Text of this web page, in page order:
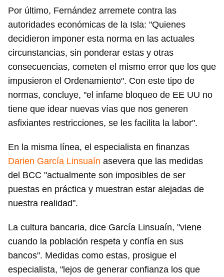
Por último, Fernández arremete contra las
autoridades económicas de la Isla: "Quienes
decidieron imponer esta norma en las actuales
circunstancias, sin ponderar estas y otras
consecuencias, cometen el mismo error que los que
impusieron el Ordenamiento". Con este tipo de
normas, concluye, "el infame bloqueo de EE UU no
tiene que idear nuevas vías que nos generen
asfixiantes restricciones, se les facilita la labor".
En la misma línea, el especialista en finanzas
Darien García Linsuaín asevera que las medidas
del BCC "actualmente son imposibles de ser
puestas en práctica y muestran estar alejadas de
nuestra realidad".
La cultura bancaria, dice García Linsuaín, "viene
cuando la población respeta y confía en sus
bancos". Medidas como estas, prosigue el
especialista, "lejos de generar confianza los que